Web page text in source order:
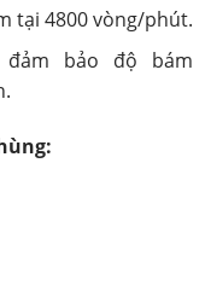
tại 4800 vòng/phút.
đảm bảo độ bám